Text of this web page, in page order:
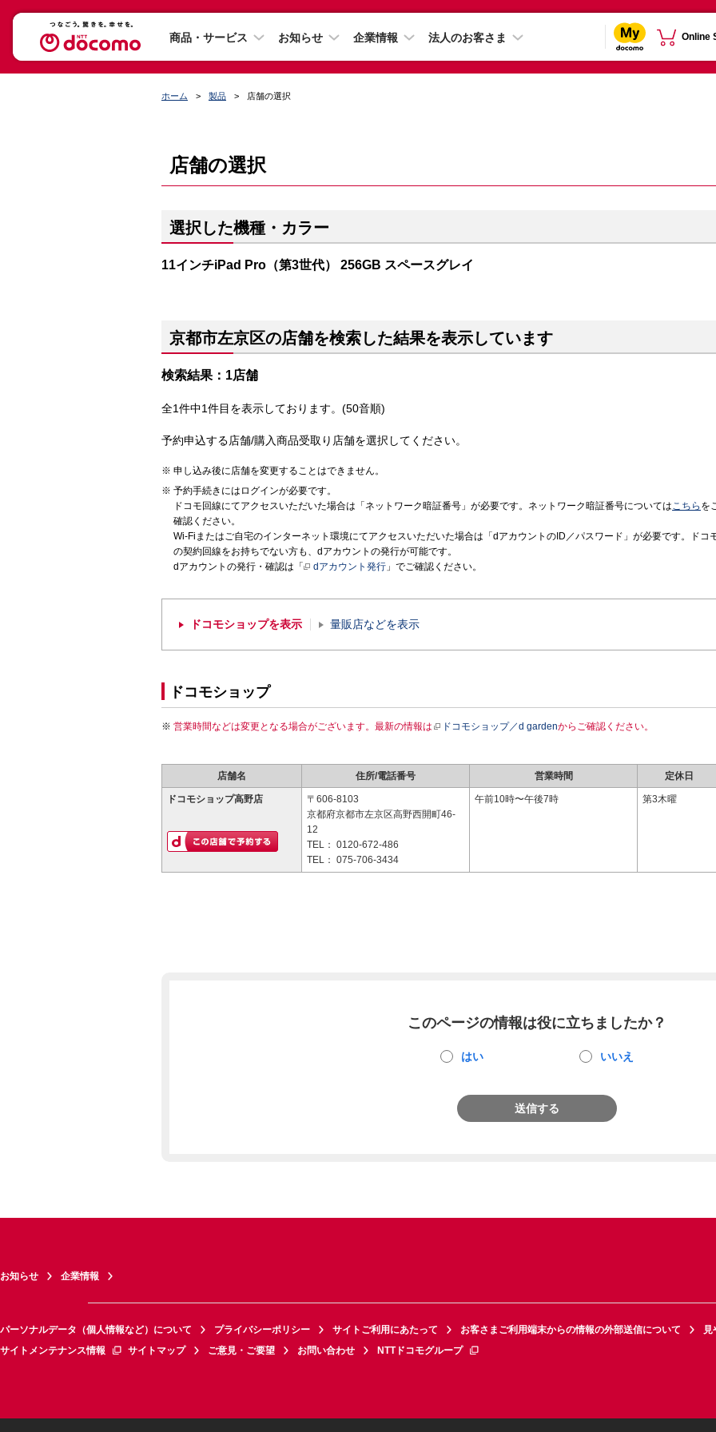
商品・サービス お知らせ 企業情報 法人のお客さま Online
ホーム 製品 店舗の選択
店舗の選択
選択した機種・カラー
11インチiPad Pro（第3世代） 256GB スペースグレイ
京都市左京区の店舗を検索した結果を表示しています
検索結果：1店舗
全1件中1件目を表示しております。(50音順)
予約申込する店舗/購入商品受取り店舗を選択してください。
申し込み後に店舗を変更することはできません。
予約手続きにはログインが必要です。
ドコモ回線にてアクセスいただいた場合は「ネットワーク暗証番号」が必要です。ネットワーク暗証番号についてはこちら を
確認ください。
Wi-Fiまたはご自宅のインターネット環境にてアクセスいただいた場合は「dアカウントのID／パスワード」が必要です。ドコ
の契約回線をお持ちでない方も、dアカウントの発行が可能です。
dアカウントの発行・確認は「
dアカウント発行 」でご確認ください。
ドコモショップを表示 量販店などを表示
ドコモショップ
営業時間などは変更となる場合がございます。最新の情報は ドコモショップ／d gardenからご確認ください。
店舗名 住所/電話番号 営業時間 定休日
ドコモショップ高野店
〒606-8103
京都府京都市左京区高野西開町46-
12
TEL： 0120-672-486
TEL： 075-706-3434
午前10時〜午後7時 第3木曜
このページの情報は役に立ちましたか？
はい いいえ
送信する
お知らせ 企業情報
パーソナルデータ（個人情報など）について プライバシーポリシー サイトご利用にあたって お客さまご利用端末からの情報の外部送信について
見
サイトメンテナンス情報
サイトマップ ご意見・ご要望 お問い合わせ NTTドコモグループ